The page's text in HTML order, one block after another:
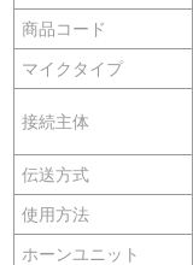
商品コード
マイクタイプ
接続主体
伝送方式
使用方法
ホーンユニット